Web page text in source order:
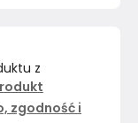
z
zgodność i